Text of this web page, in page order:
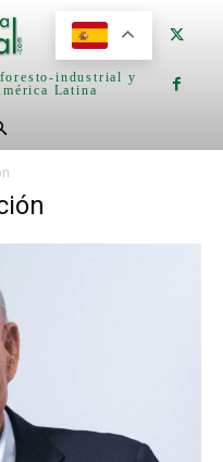
industrial y
Latina